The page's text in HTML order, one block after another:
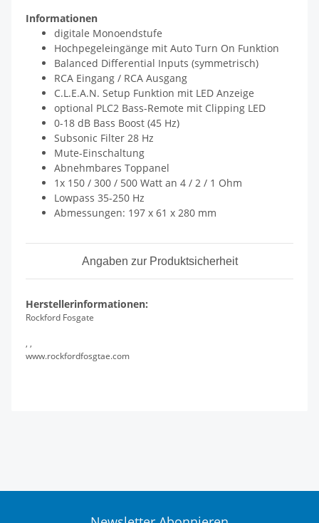
Informationen
digitale Monoendstufe
Hochpegeleingänge mit Auto Turn On Funktion
Balanced Differential Inputs (symmetrisch)
RCA Eingang / RCA Ausgang
C.L.E.A.N. Setup Funktion mit LED Anzeige
optional PLC2 Bass-Remote mit Clipping LED
0-18 dB Bass Boost (45 Hz)
Subsonic Filter 28 Hz
Mute-Einschaltung
Abnehmbares Toppanel
1x 150 / 300 / 500 Watt an 4 / 2 / 1 Ohm
Lowpass 35-250 Hz
Abmessungen: 197 x 61 x 280 mm
Angaben zur Produktsicherheit
Herstellerinformationen:
Rockford Fosgate
, ,
www.rockfordfosgtae.com